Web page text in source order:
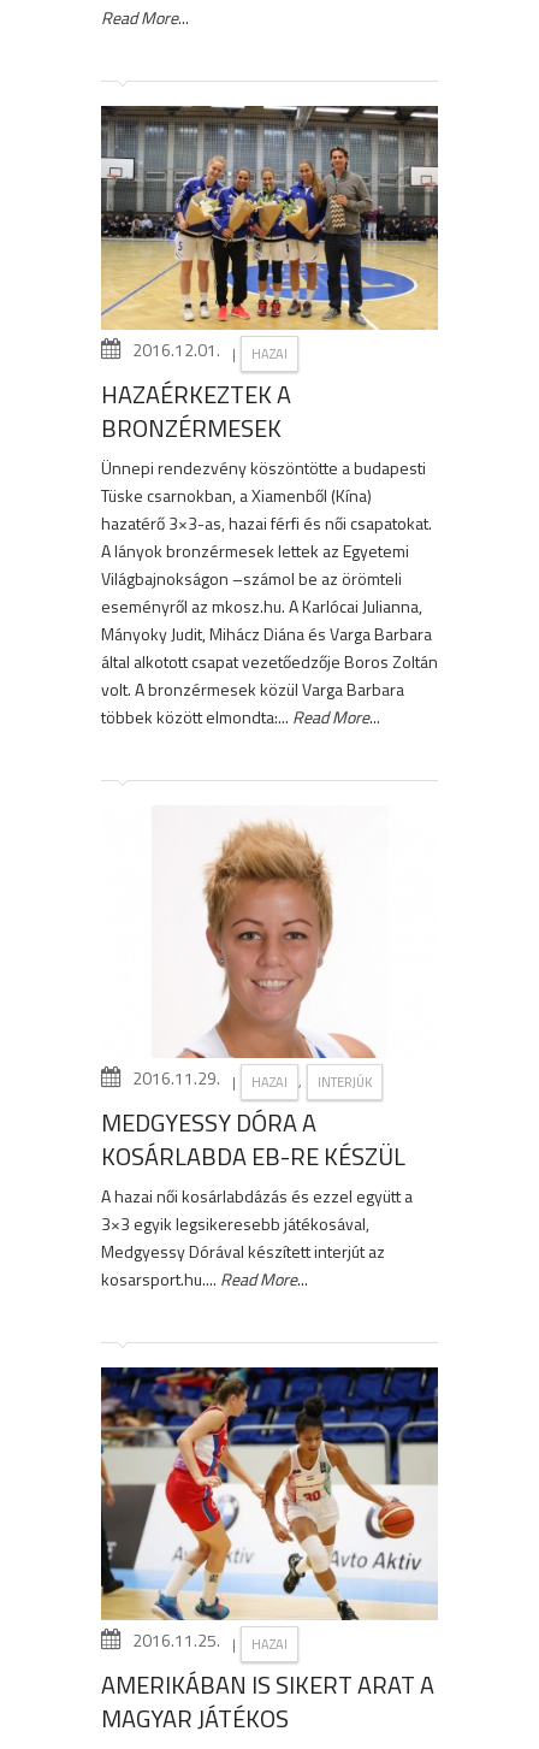
Read More...
2016.12.01. | HAZAI
HAZAÉRKEZTEK A
BRONZÉRMESEK
Ünnepi rendezvény köszöntötte a budapesti
Tüske csarnokban, a Xiamenből (Kína)
hazatérő 3×3-as, hazai férfi és női csapatokat.
A lányok bronzérmesek lettek az Egyetemi
Világbajnokságon –számol be az örömteli
eseményről az mkosz.hu. A Karlócai Julianna,
Mányoky Judit, Mihácz Diána és Varga Barbara
által alkotott csapat vezetőedzője Boros Zoltán
volt. A bronzérmesek közül Varga Barbara
többek között elmondta:... Read More...
2016.11.29. | HAZAI , INTERJÚK
MEDGYESSY DÓRA A
KOSÁRLABDA EB-RE KÉSZÜL
A hazai női kosárlabdázás és ezzel együtt a
3×3 egyik legsikeresebb játékosával,
Medgyessy Dórával készített interjút az
kosarsport.hu.... Read More...
2016.11.25. | HAZAI
AMERIKÁBAN IS SIKERT ARAT A
MAGYAR JÁTÉKOS